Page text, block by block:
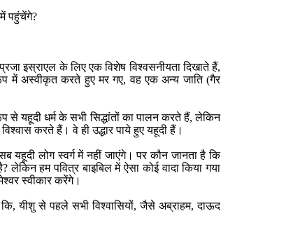
पहुंचेंगे?
इस्राएल के लिए एक विशेष विश्वसनीयता दिखाते हैं,
में अस्वीकृत करते हुए मर गए, वह एक अन्य जाति (गैर
से यहूदी धर्म के सभी सिद्धांतों का पालन करते हैं, लेकिन
करते हैं। वे ही उद्धार पाये हुए यहूदी हैं।
लोग स्वर्ग में नहीं जाएंगे। पर कौन जानता है कि
लेकिन हम पवित्र बाइबिल में ऐसा कोई वादा किया गया
स्वीकार करेंगे।
यीशु से पहले सभी विश्वासियों, जैसे अब्राहम, दाऊद